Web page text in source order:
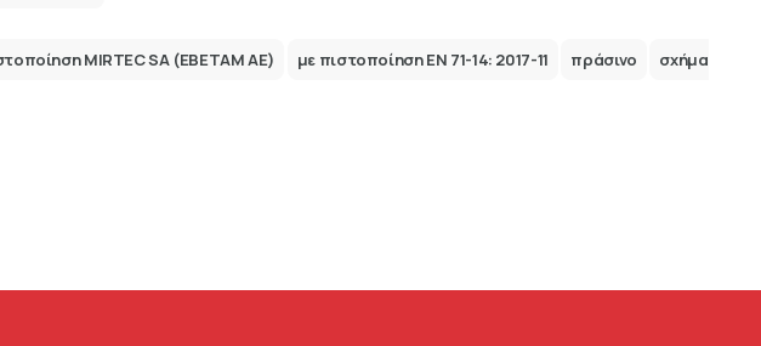
MIRTEC SA (ΕΒΕΤΑΜ ΑΕ) με πιστοποίηση ΕΝ 71-14: 2017-11 πράσινο σχήμα